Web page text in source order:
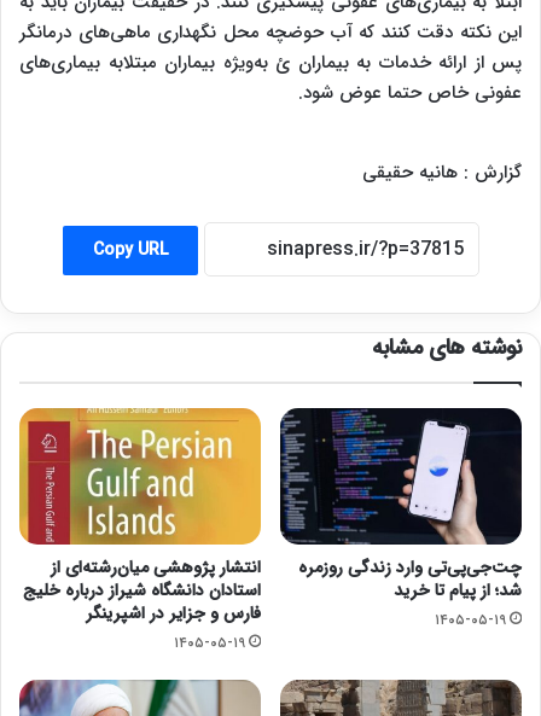
این نکته دقت کنند که آب حوضچه محل نگهداری ماهی‌های درمانگر
پس از ارائه خدمات به بیماران ئ به‌ویژه بیماران مبتلابه بیماری‌های
عفونی خاص حتما عوض شود.
گزارش : هانیه حقیقی
Copy URL
نوشته های مشابه
چت‌جی‌پی‌تی وارد زندگی روزمره
شد؛ از پیام تا خرید
۱۴۰۵-۰۵-۱۹
انتشار پژوهشی میان‌رشته‌ای از
استادان دانشگاه شیراز درباره خلیج
فارس و جزایر در اشپرینگر
۱۴۰۵-۰۵-۱۹